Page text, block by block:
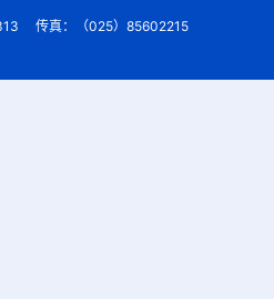
传真：（025）85602215